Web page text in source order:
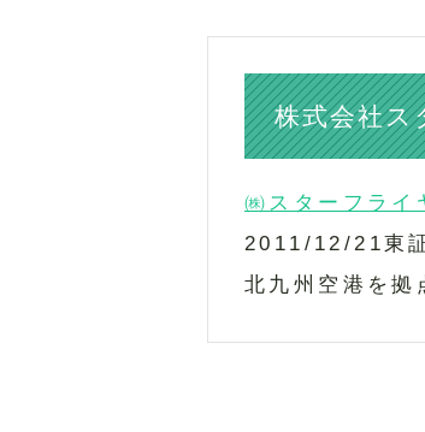
株式会社ス
㈱スターフライ
2011/12/21東
北九州空港を拠